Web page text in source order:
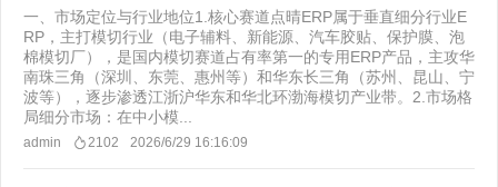
一、市场定位与行业地位​1.核心赛道点晴ERP属于垂直细分行业E
RP，主打模切行业（电子辅料、新能源、汽车胶贴、保护膜、泡
棉模切厂），是国内模切赛道占有率第一的专用ERP产品，主攻华
南珠三角（深圳、东莞、惠州等）和华东长三角（苏州、昆山、宁
波等），逐步渗透江浙沪华东和华北环渤海模切产业带。2.市场格
局细分市场：在中小模...
admin 2102 2026/6/29 16:16:09